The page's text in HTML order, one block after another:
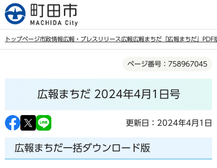
こ
の
す
トップページ市政情報広報・プレスリリース 広報広報まちだ 「広報まちだ」PDF
ら
ページ番号：758967045
広報まちだ 2024年4月1日号
更新日：2024年4月1日
広報まちだ一括ダウンロード版